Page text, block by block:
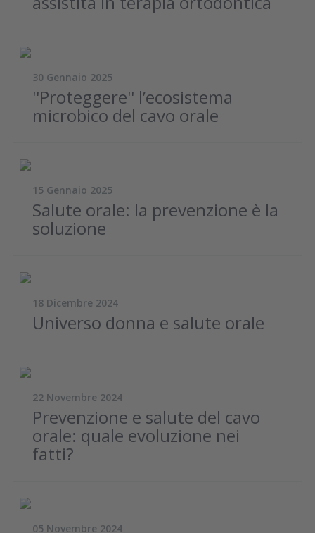
30 Gennaio 2025
''Proteggere'' l’ecosistema
microbico del cavo orale
15 Gennaio 2025
Salute orale: la prevenzione è la
soluzione
18 Dicembre 2024
Universo donna e salute orale
22 Novembre 2024
Prevenzione e salute del cavo
orale: quale evoluzione nei
fatti?
05 Novembre 2024